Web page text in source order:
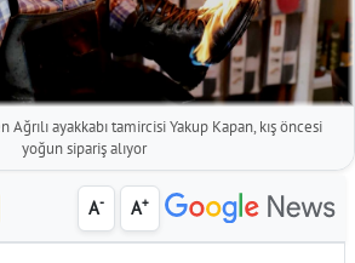
ayakkabı tamircisi Yakup Kapan, kış öncesi
yoğun sipariş alıyor
A- A+